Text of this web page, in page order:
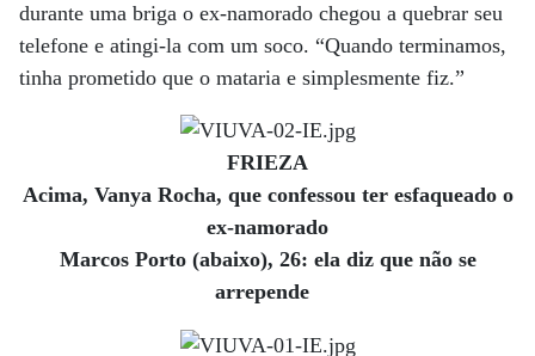
durante uma briga o ex-namorado chegou a quebrar seu
telefone e atingi-la com um soco. “Quando terminamos,
tinha prometido que o mataria e simplesmente fiz.”
FRIEZA
Acima, Vanya Rocha, que confessou ter esfaqueado o
ex-namorado
Marcos Porto (abaixo), 26: ela diz que não se
arrepende